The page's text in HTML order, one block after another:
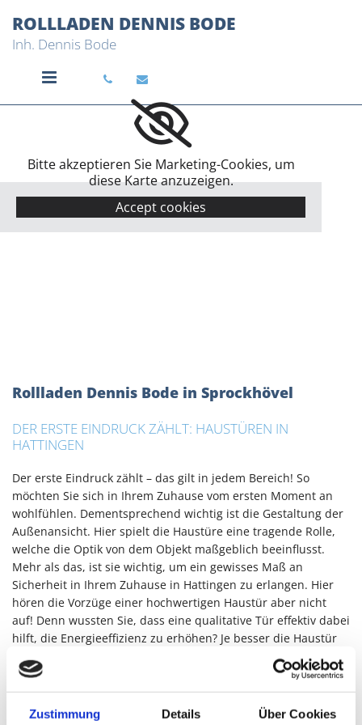
Zustimmung Details Über Cookies
ROLLLADEN DENNIS BODE
Inh. Dennis Bode
 
Bitte akzeptieren Sie Marketing-Cookies, um
diese Karte anzuzeigen.
Accept cookies
Rollladen Dennis Bode in Sprockhövel
DER ERSTE EINDRUCK ZÄHLT: HAUSTÜREN IN
HATTINGEN
Der erste Eindruck zählt – das gilt in jedem Bereich! So
möchten Sie sich in Ihrem Zuhause vom ersten Moment an
wohlfühlen. Dementsprechend wichtig ist die Gestaltung der
Außenansicht. Hier spielt die Haustüre eine tragende Rolle,
welche die Optik von dem Objekt maßgeblich beeinflusst.
Mehr als das, ist sie wichtig, um ein gewisses Maß an
Sicherheit in Ihrem Zuhause in Hattingen zu erlangen. Hier
hören die Vorzüge einer hochwertigen Haustür aber nicht
auf! Denn wussten Sie, dass eine qualitative Tür effektiv dabei
hilft, die Energieeffizienz zu erhöhen? Je besser die Haustür
nämlich dämmt, desto weniger Außenluft gelangt in Ihr
Zuhause. Dementsprechend kann das Raumklima besser
reguliert werden und Sie sparen sich Bares. Es wird also
höchste Zeit für eine Haustür, die Freude macht! An dieser